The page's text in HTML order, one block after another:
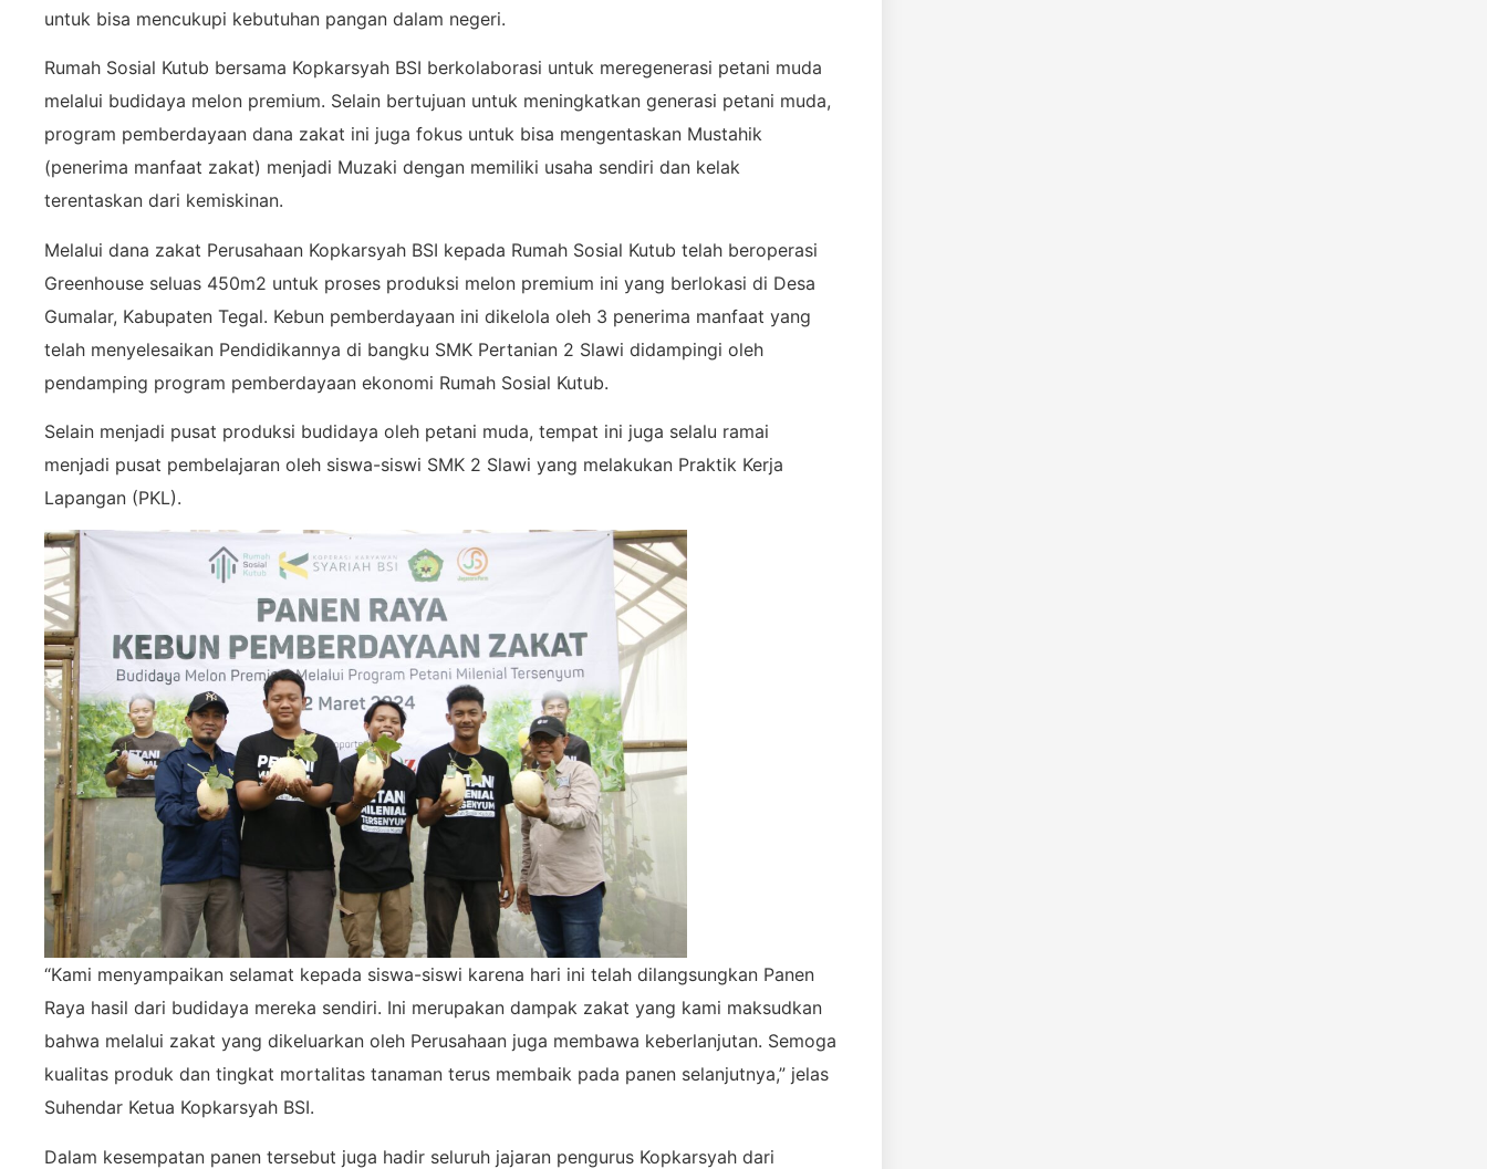
untuk bisa mencukupi kebutuhan pangan dalam negeri.
Rumah Sosial Kutub bersama Kopkarsyah BSI berkolaborasi untuk meregenerasi petani muda
melalui budidaya melon premium. Selain bertujuan untuk meningkatkan generasi petani muda,
program pemberdayaan dana zakat ini juga fokus untuk bisa mengentaskan Mustahik
(penerima manfaat zakat) menjadi Muzaki dengan memiliki usaha sendiri dan kelak
terentaskan dari kemiskinan.
Melalui dana zakat Perusahaan Kopkarsyah BSI kepada Rumah Sosial Kutub telah beroperasi
Greenhouse seluas 450m2 untuk proses produksi melon premium ini yang berlokasi di Desa
Gumalar, Kabupaten Tegal. Kebun pemberdayaan ini dikelola oleh 3 penerima manfaat yang
telah menyelesaikan Pendidikannya di bangku SMK Pertanian 2 Slawi didampingi oleh
pendamping program pemberdayaan ekonomi Rumah Sosial Kutub.
Selain menjadi pusat produksi budidaya oleh petani muda, tempat ini juga selalu ramai
menjadi pusat pembelajaran oleh siswa-siswi SMK 2 Slawi yang melakukan Praktik Kerja
Lapangan (PKL).
“Kami menyampaikan selamat kepada siswa-siswi karena hari ini telah dilangsungkan Panen
Raya hasil dari budidaya mereka sendiri. Ini merupakan dampak zakat yang kami maksudkan
bahwa melalui zakat yang dikeluarkan oleh Perusahaan juga membawa keberlanjutan. Semoga
kualitas produk dan tingkat mortalitas tanaman terus membaik pada panen selanjutnya,” jelas
Suhendar Ketua Kopkarsyah BSI.
Dalam kesempatan panen tersebut juga hadir seluruh jajaran pengurus Kopkarsyah dari